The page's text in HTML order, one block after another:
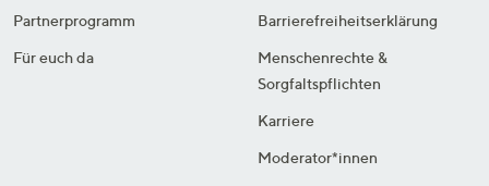
Partnerprogramm
Für euch da
Barrierefreiheitserklärung
Menschenrechte &
Sorgfaltspflichten
Karriere
Moderator*innen